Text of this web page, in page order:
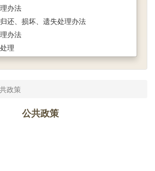
办法
还、损坏、遗失处理办法
办法
理
政策
公共政策